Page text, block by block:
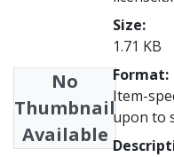
No
Thumbnail
Available
Size:
1.71 KB
Format:
Item-
upon to